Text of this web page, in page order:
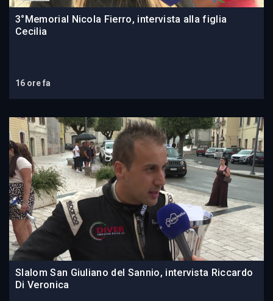
3°Memorial Nicola Fierro, intervista alla figlia
Cecilia
16 ore fa
Slalom San Giuliano del Sannio, intervista Riccardo
Di Veronica